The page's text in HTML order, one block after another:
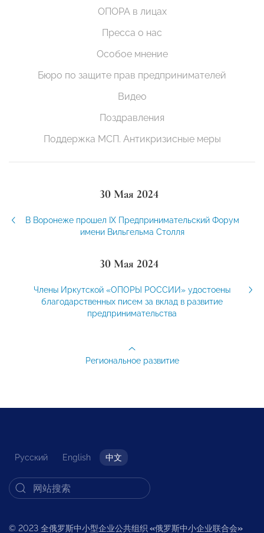
ОПОРА в лицах
Пресса о нас
Особое мнение
Бюро по защите прав предпринимателей
Видео
Поздравления
Поддержка МСП. Антикризисные меры
30 Мая 2024
В Воронеже прошел IX Предпринимательский Форум
имени Вильгельма Столля
30 Мая 2024
Члены Иркутской «ОПОРЫ РОССИИ» удостоены
благодарственных писем за вклад в развитие
предпринимательства
Региональное развитие
Русский English 中文
© 2023 全俄罗斯中小型企业公共组织 «俄罗斯中小企业联合会»